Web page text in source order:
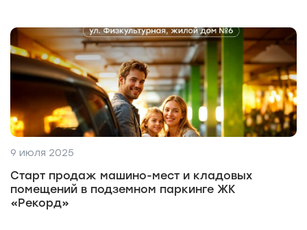
9 июля 2025
Старт продаж машино-мест и кладовых
помещений в подземном паркинге ЖК
«Рекорд»